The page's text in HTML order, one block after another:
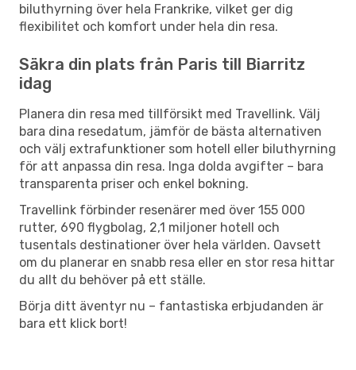
biluthyrning över hela Frankrike, vilket ger dig
flexibilitet och komfort under hela din resa.
Säkra din plats från Paris till Biarritz
idag
Planera din resa med tillförsikt med Travellink. Välj
bara dina resedatum, jämför de bästa alternativen
och välj extrafunktioner som hotell eller biluthyrning
för att anpassa din resa. Inga dolda avgifter – bara
transparenta priser och enkel bokning.
Travellink förbinder resenärer med över 155 000
rutter, 690 flygbolag, 2,1 miljoner hotell och
tusentals destinationer över hela världen. Oavsett
om du planerar en snabb resa eller en stor resa hittar
du allt du behöver på ett ställe.
Börja ditt äventyr nu – fantastiska erbjudanden är
bara ett klick bort!